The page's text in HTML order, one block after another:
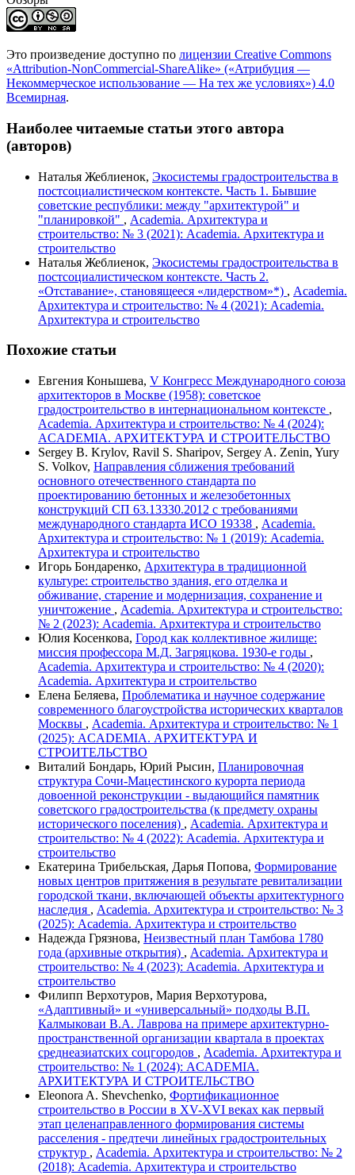
Это произведение доступно по лицензии Creative Commons
«Attribution-NonCommercial-ShareAlike» («Атрибуция —
Некоммерческое использование — На тех же условиях») 4.0
Всемирная.
Наиболее читаемые статьи этого автора
(авторов)
Наталья Жеблиенок, Экосистемы градостроительства в
постсоциалистическом контексте. Часть 1. Бывшие
советские республики: между "архитектурой" и
"планировкой" , Academia. Архитектура и
строительство: № 3 (2021): Academia. Архитектура и
строительство
Наталья Жеблиенок, Экосистемы градостроительства в
постсоциалистическом контексте. Часть 2.
«Отставание», становящееся «лидерством»*) , Academia.
Архитектура и строительство: № 4 (2021): Academia.
Архитектура и строительство
Похожие статьи
Евгения Конышева, V Конгресс Международного союза
архитекторов в Москве (1958): советское
градостроительство в интернациональном контексте ,
Academia. Архитектура и строительство: № 4 (2024):
ACADEMIA. АРХИТЕКТУРА И СТРОИТЕЛЬСТВО
Sergey B. Krylov, Ravil S. Sharipov, Sergey A. Zenin, Yury
S. Volkov, Направления сближения требований
основного отечественного стандарта по
проектированию бетонных и железобетонных
конструкций СП 63.13330.2012 с требованиями
международного стандарта ИСО 19338 , Academia.
Архитектура и строительство: № 1 (2019): Academia.
Архитектура и строительство
Игорь Бондаренко, Архитектура в традиционной
культуре: строительство здания, его отделка и
обживание, старение и модернизация, сохранение и
уничтожение , Academia. Архитектура и строительство:
№ 2 (2023): Academia. Архитектура и строительство
Юлия Косенкова, Город как коллективное жилище:
миссия профессора М.Д. Загряцкова. 1930-е годы ,
Academia. Архитектура и строительство: № 4 (2020):
Academia. Архитектура и строительство
Елена Беляева, Проблематика и научное содержание
современного благоустройства исторических кварталов
Москвы , Academia. Архитектура и строительство: № 1
(2025): ACADEMIA. АРХИТЕКТУРА И
СТРОИТЕЛЬСТВО
Виталий Бондарь, Юрий Рысин, Планировочная
структура Сочи-Мацестинского курорта периода
довоенной реконструкции - выдающийся памятник
советского градостроительства (к предмету охраны
исторического поселения) , Academia. Архитектура и
строительство: № 4 (2022): Academia. Архитектура и
строительство
Екатерина Трибельская, Дарья Попова, Формирование
новых центров притяжения в результате ревитализации
городской ткани, включающей объекты архитектурного
наследия , Academia. Архитектура и строительство: № 3
(2025): Academia. Архитектура и строительство
Надежда Грязнова, Неизвестный план Тамбова 1780
года (архивные открытия) , Academia. Архитектура и
строительство: № 4 (2023): Academia. Архитектура и
строительство
Филипп Верхотуров, Мария Верхотурова,
«Адаптивный» и «универсальный» подходы В.П.
Калмыковаи В.А. Лаврова на примере архитектурно-
пространственной организации квартала в проектах
среднеазиатских соцгородов , Academia. Архитектура и
строительство: № 1 (2024): ACADEMIA.
АРХИТЕКТУРА И СТРОИТЕЛЬСТВО
Eleonora A. Shevchenko, Фортификационное
строительство в России в XV-XVI веках как первый
этап целенаправленного формирования системы
расселения - предтечи линейных градостроительных
структур , Academia. Архитектура и строительство: № 2
(2018): Academia. Архитектура и строительство